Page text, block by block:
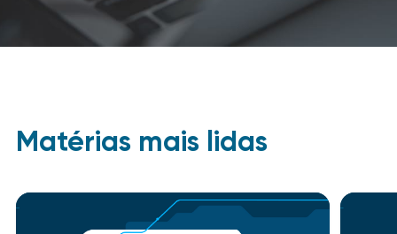
Matérias mais lidas